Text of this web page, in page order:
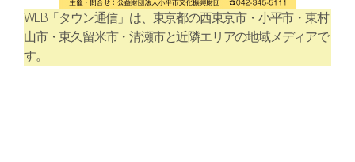
WEB「タウン通信」は、東京都の西東京市・小平市・東村
山市・東久留米市・清瀬市と近隣エリアの地域メディアで
す。